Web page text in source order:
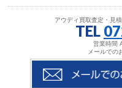
アウディ買取査定・見
TEL
営業時間
メールでの